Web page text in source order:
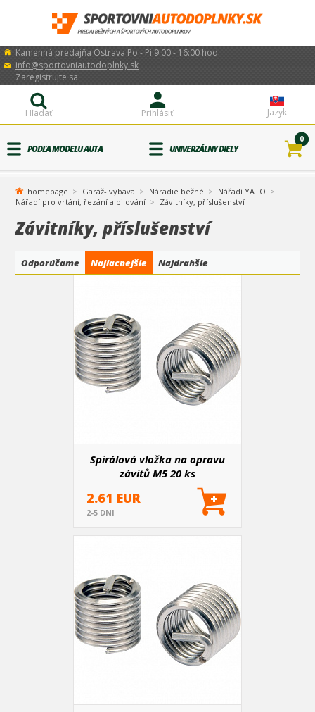
Kamenná predajňa Ostrava Po - Pi 9:00 - 16:00 hod.
info@sportovniautodoplnky.sk
Jazyk
Prihlásiť
Zaregistrujte sa
Hľadať
PODĽA MODELU AUTA UNIVERZÁLNY DIELY
0
homepage Garáž- výbava Náradie bežné
Nářadí YATO
Nářadí pro vrtání, řezání a pilování
Závitníky, příslušenství
Závitníky, příslušenství
Odporúčame Najlacnejšie Najdrahšie
Spirálová vložka na opravu
závitů M5 20 ks
2.61 EUR
2-5 DNI